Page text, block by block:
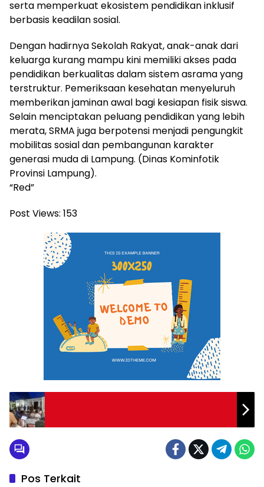
serta memperkuat ekosistem pendidikan inklusif
berbasis keadilan sosial.
Dengan hadirnya Sekolah Rakyat, anak-anak dari
keluarga kurang mampu kini memiliki akses pada
pendidikan berkualitas dalam sistem asrama yang
terstruktur. Pemeriksaan kesehatan menyeluruh
memberikan jaminan awal bagi kesiapan fisik siswa.
Selain menciptakan peluang pendidikan yang lebih
merata, SRMA juga berpotensi menjadi pengungkit
mobilitas sosial dan pembangunan karakter
generasi muda di Lampung. (Dinas Kominfotik
Provinsi Lampung).
“Red”
Post Views: 153
Pos Terkait